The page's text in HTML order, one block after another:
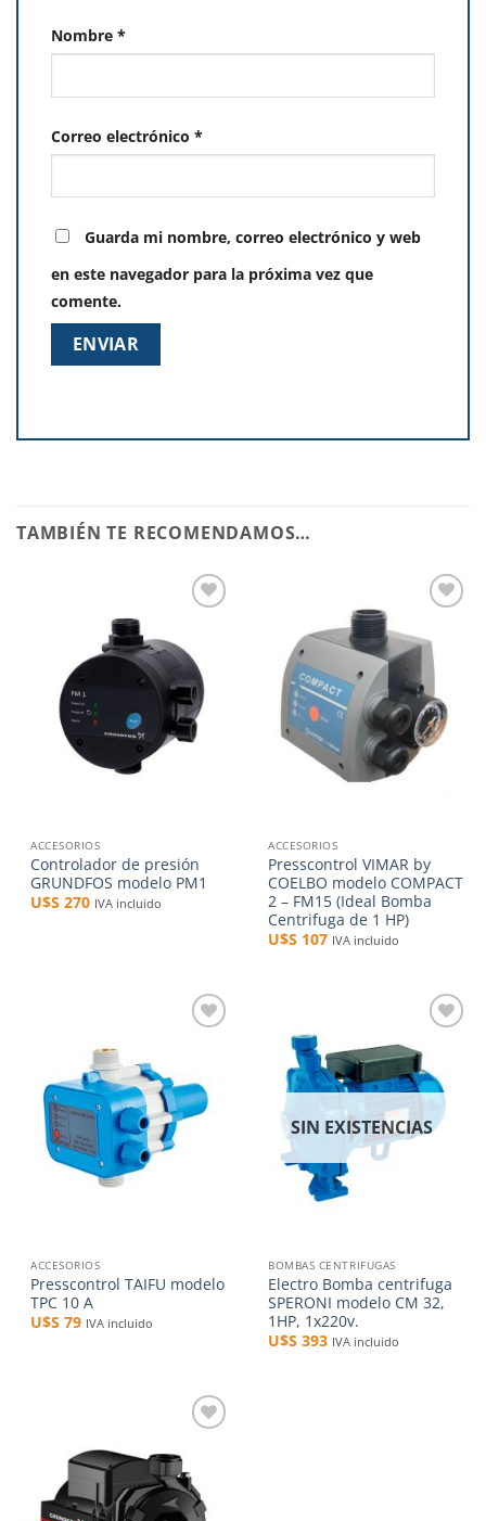
Nombre *
Correo electrónico *
Guarda mi nombre, correo electrónico y web
en este navegador para la próxima vez que
comente.
TAMBIÉN TE RECOMENDAMOS…
lista de
deseos
ACCESORIOS
Controlador de presión
GRUNDFOS modelo PM1
U$S270 IVA incluido
a la
lista de
deseos
ACCESORIOS
Presscontrol VIMAR by
COELBO modelo COMPACT
2 – FM15 (Ideal Bomba
Centrifuga de 1 HP)
U$S 107 IVA incluido
deseos
ACCESORIOS
Presscontrol TAIFU modelo
TPC 10 A
U$S79 IVA incluido
lista de
deseos
SIN EXISTENCIAS
BOMBAS CENTRIFUGAS
Electro Bomba centrifuga
SPERONI modelo CM 32,
1HP, 1x220v.
U$S393 IVA incluido
lista de
deseos